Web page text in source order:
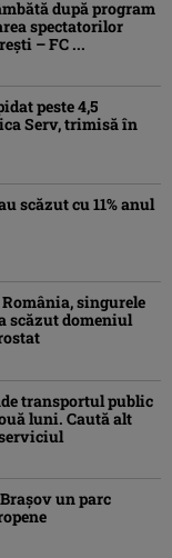
după program
spectatorilor
– FC ...
peste 4,5
Serv, trimisă în
scăzut cu 11% anul
singurele
scăzut domeniul
transportul public
luni. Caută alt
un parc